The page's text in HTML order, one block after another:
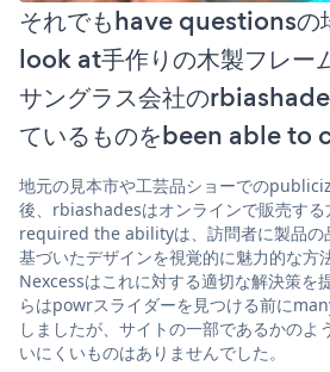
それでもhave questionsの
look at手作りの木製フレー
サングラス会社の
ているものをbeen able to
地元の見本市や工芸品ショーでの
後、rbiashadesはオンラインで販売する
required the abilityは、訪問者に製品の
基づいたデザインを視覚的に魅力的な方
Nexcessはこれに対する適切な解決策を
らはpowrスライダーを見つける前に
しましたが、サイトの一部であるかのよ
いにくいものはありませんでした。